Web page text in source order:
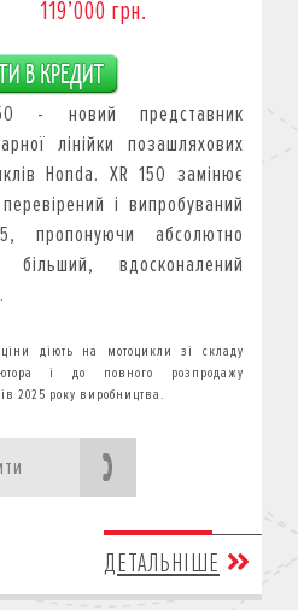
119’000 грн.
- новий представник
лінійки позашляхових
Honda. XR 150 замінює
і випробуваний
пропонуючи абсолютно
більший, вдосконалений
ДЕТАЛЬНІШЕ